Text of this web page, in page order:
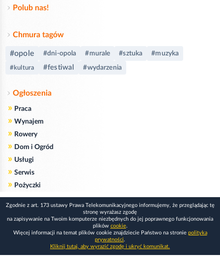
Polub nas!
Chmura tagów
#opole #dni-opola #murale #sztuka #muzyka
#kultura #festiwal #wydarzenia
Ogłoszenia
» Praca
» Wynajem
» Rowery
» Dom i Ogród
» Usługi
» Serwis
» Pożyczki
Zgodnie z art. 173 ustawy Prawa Telekomunikacyjnego informujemy, że przeglądając tę
stronę wyrażasz zgodę
na zapisywanie na Twoim komputerze niezbędnych do jej poprawnego funkcjonowania
plików cookie.
Więcej informacji na temat plików cookie znajdziecie Państwo na stronie polityka
prywatności.
Kliknij tutaj, aby wyrazić zgodę i ukryć komunikat.